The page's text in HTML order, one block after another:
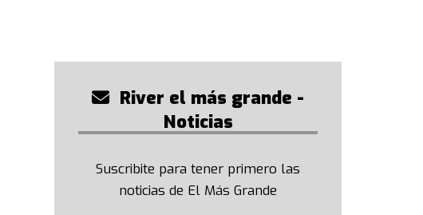
River el más grande -
Noticias
Suscribite para tener primero las
noticias de El Más Grande